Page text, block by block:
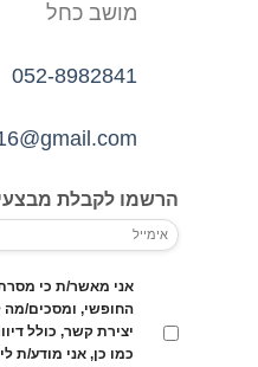
מושב כחל
052-8982841
הרשמו לקבלת
אני מאשר/ת כי
החופשי, ומסכים/
יצירת קשר, כולל
כמו כן, אני מודע/ת